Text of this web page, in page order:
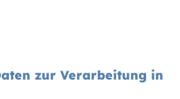
zur Verarbeitung in